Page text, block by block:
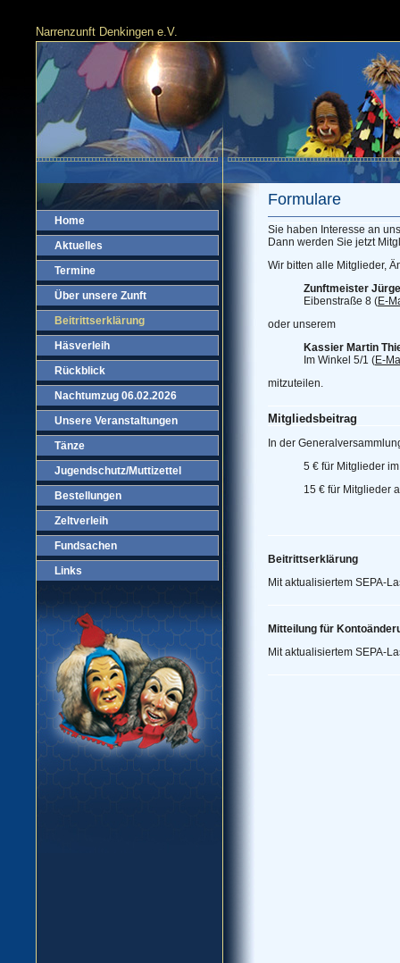
Narrenzunft Denkingen e.V.
Home
Aktuelles
Termine
Über unsere Zunft
Beitrittserklärung
Häsverleih
Rückblick
Nachtumzug 06.02.2026
Unsere Veranstaltungen
Tänze
Jugendschutz/Muttizettel
Bestellungen
Zeltverleih
Fundsachen
Links
Formulare
Sie haben Interesse an
Dann werden Sie jetzt
Wir bitten alle Mitglieder,
Zunftmeister
Eibenstraße 8 (E-
oder unserem
Kassier Martin
Im Winkel 5/1 (E-
mitzuteilen.
Mitgliedsbeitrag
In der
5 € für Mitglieder
15 € für Mitglieder
Beitrittserklärung
Mit aktualisiertem SEPA-
Mitteilung für
Mit aktualisiertem SEPA-